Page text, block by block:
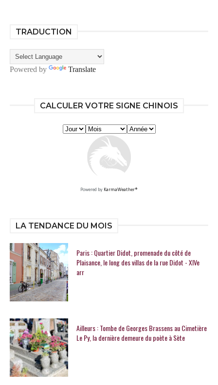
TRADUCTION
Powered by Translate
CALCULER VOTRE SIGNE CHINOIS
Powered by KarmaWeather®
LA TENDANCE DU MOIS
Paris : Quartier Didot, promenade du côté de
Plaisance, le long des villas de la rue Didot - XIVe
arr
Ailleurs : Tombe de Georges Brassens au Cimetière
Le Py, la dernière demeure du poète à Sète